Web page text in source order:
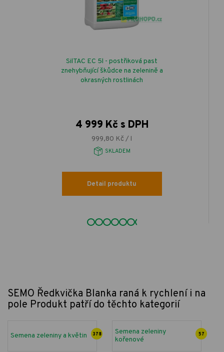
SilTAC EC 5l - postřiková past
znehybňující škůdce na zelenině a
okrasných rostlinách
4 999 Kč s DPH
999,80 Kč / l
SKLADEM
Detail produktu
SEMO Ředkvička Blanka raná k rychlení i na
pole Produkt patří do těchto kategorií
Semena zeleniny a květin 378
Semena zeleniny
kořenové
57